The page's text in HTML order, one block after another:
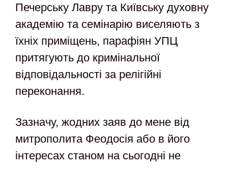
Печерську Лавру та Київську духовну
академію та семінарію виселяють з
їхніх приміщень, парафіян УПЦ
притягують до кримінальної
відповідальності за релігійні
переконання.
Зазначу, жодних заяв до мене від
митрополита Феодосія або в його
інтересах станом на сьогодні не